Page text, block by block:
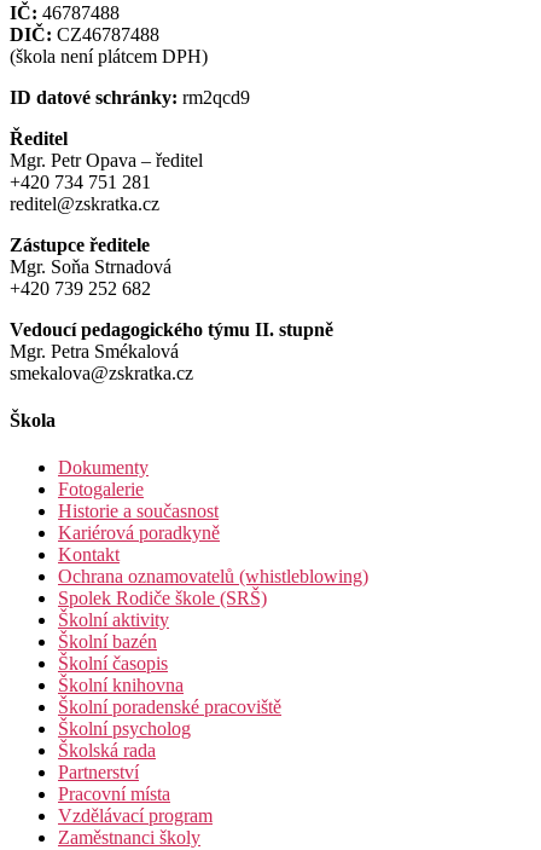
IČ: 46787488
DIČ: CZ46787488
(škola není plátcem DPH)
ID datové schránky: rm2qcd9
Ředitel
Mgr. Petr Opava – ředitel
+420 734 751 281
reditel@zskratka.cz
Zástupce ředitele
Mgr. Soňa Strnadová
+420 739 252 682
Vedoucí pedagogického týmu II. stupně
Mgr. Petra Smékalová
smekalova@zskratka.cz
Škola
Dokumenty
Fotogalerie
Historie a současnost
Kariérová poradkyně
Kontakt
Ochrana oznamovatelů (whistleblowing)
Spolek Rodiče škole (SRŠ)
Školní aktivity
Školní bazén
Školní časopis
Školní knihovna
Školní poradenské pracoviště
Školní psycholog
Školská rada
Partnerství
Pracovní místa
Vzdělávací program
Zaměstnanci školy